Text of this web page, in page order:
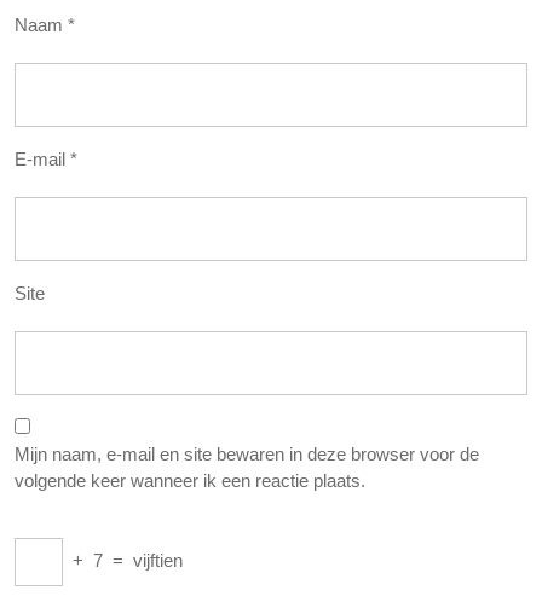
Naam *
E-mail *
Site
Mijn naam, e-mail en site bewaren in deze browser voor de
volgende keer wanneer ik een reactie plaats.
+ 7 = vijftien